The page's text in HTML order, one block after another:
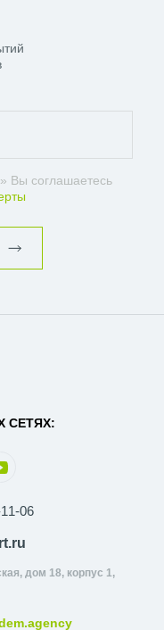
Вы соглашаетесь
СЕТЯХ:
06
дом 18, корпус 1,